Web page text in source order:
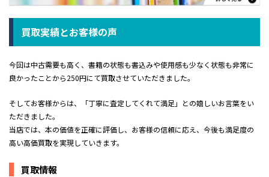
買取実績とお客様の声
今回は中古需要も高く、書籍の状態も書込みや使用感も少なく状態も非常に
良かったことから250円にて買取させていただきました。
そしてお客様からは、「丁寧に査定してくれて満足」との嬉しいお言葉をい
ただきました。
当店では、本の価値を正確に評価し、お客様の信頼に応え、今後も満足度の
高い高価買取を実現していきます。
買取情報